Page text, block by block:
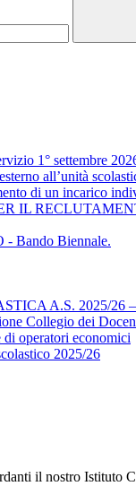
1° settembre
all’unità
di un incarico
IL
Bando Biennale.
A.S. 2025/26
Collegio dei
operatori economici
2025/26
il nostro Istituto